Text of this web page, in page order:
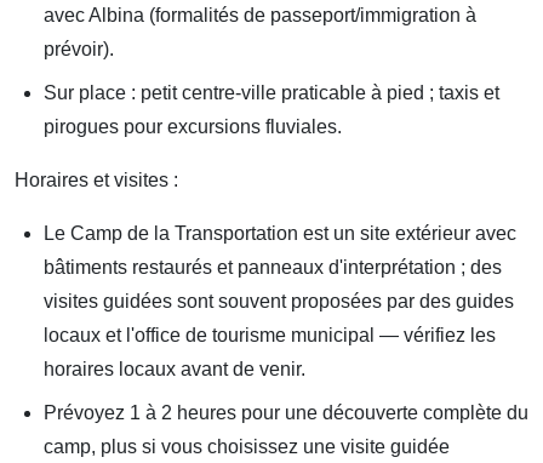
avec Albina (formalités de passeport/immigration à
prévoir).
Sur place : petit centre-ville praticable à pied ; taxis et
pirogues pour excursions fluviales.
Horaires et visites :
Le Camp de la Transportation est un site extérieur avec
bâtiments restaurés et panneaux d'interprétation ; des
visites guidées sont souvent proposées par des guides
locaux et l'office de tourisme municipal — vérifiez les
horaires locaux avant de venir.
Prévoyez 1 à 2 heures pour une découverte complète du
camp, plus si vous choisissez une visite guidée